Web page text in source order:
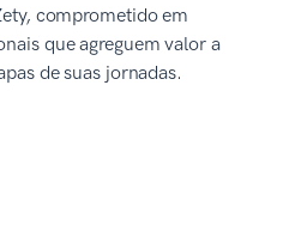
comprometido em
que agreguem valor a
de suas jornadas.